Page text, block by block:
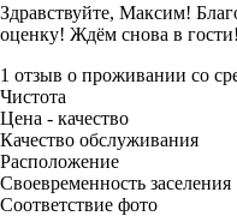
Здравствуйте, Максим!
оценку! Ждём снова в гости!
1 отзыв о проживании со
Чистота
Цена - качество
Качество обслуживания
Расположение
Своевременность заселения
Соответствие фото